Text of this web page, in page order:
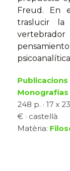
Freud. En
traslucir la
Monografías
248 p. · 17 x
€ · castellà
Matèria: